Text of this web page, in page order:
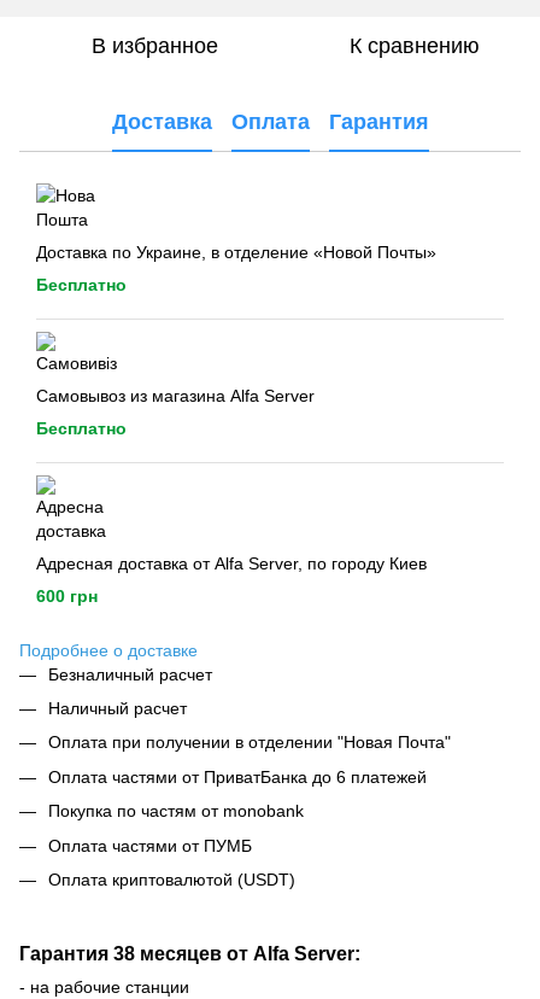
В избранное К сравнению
Доставка Оплата Гарантия
Доставка по Украине, в отделение «Новой Почты»
Бесплатно
Самовывоз из магазина Alfa Server
Бесплатно
Адресная доставка от Alfa Server, по городу Киев
600 грн
Подробнее о доставке
Безналичный расчет
Наличный расчет
Оплата при получении в отделении "Новая Почта"
Оплата частями от ПриватБанка до 6 платежей
Покупка по частям от monobank
Оплата частями от ПУМБ
Оплата криптовалютой (USDT)
Гарантия 38 месяцев от Alfa Server:
- на рабочие станции